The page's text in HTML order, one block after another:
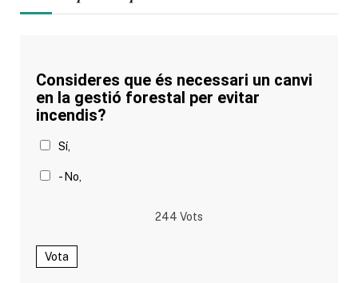
Consideres que és necessari un canvi
en la gestió forestal per evitar
incendis?
Sí,
- No,
244 Vots
Vota